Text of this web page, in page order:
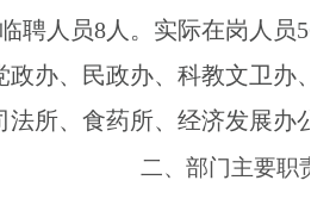
聘人员8人。实际在岗人员56
政办、民政办、科教文卫办、
法所、食药所、经济发展办公
二、部门主要职责